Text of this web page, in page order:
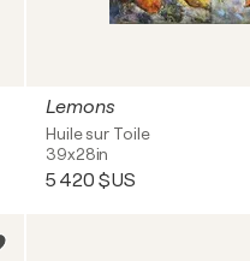
Lemons
Huile sur Toile
39x28in
5 420 $US